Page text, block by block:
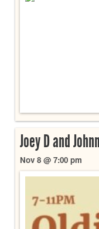
Joey D and
Nov 8 @ 7:00 pm